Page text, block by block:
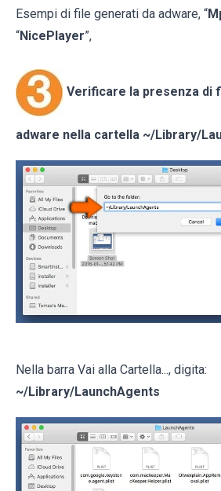
Esempi di file generati da adware, “
“NicePlayer”,
Verificare la presenza di
adware nella cartella ~/Library/
Nella barra Vai alla Cartella..., digita:
~/Library/LaunchAgents